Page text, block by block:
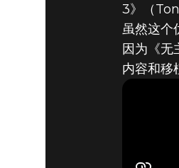
DOOM® Eternal
3》（
虽然这个
因为《无
内容和移